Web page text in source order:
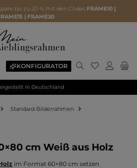
bis zu 20 % mit den Codes FRAME10 |
| FRAME20
KONFIGURATOR Du hast 0
in Deutschland
Standard-Bilderrahmen
cm Weiß aus Holz
im Format 60×80 cm setzen